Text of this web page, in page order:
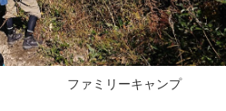
ファミリーキャンプ